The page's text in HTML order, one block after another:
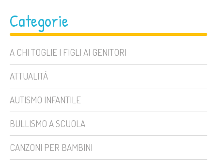
Categorie
A CHI TOGLIE I FIGLI AI GENITORI
ATTUALITÀ
AUTISMO INFANTILE
BULLISMO A SCUOLA
CANZONI PER BAMBINI